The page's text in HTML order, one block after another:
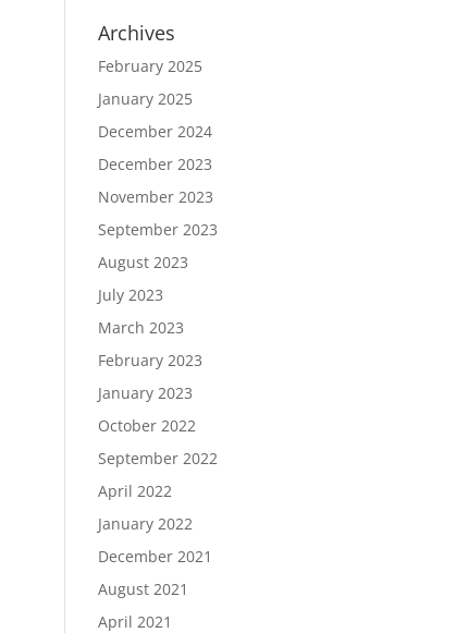
Archives
February 2025
January 2025
December 2024
December 2023
November 2023
September 2023
August 2023
July 2023
March 2023
February 2023
January 2023
October 2022
September 2022
April 2022
January 2022
December 2021
August 2021
April 2021